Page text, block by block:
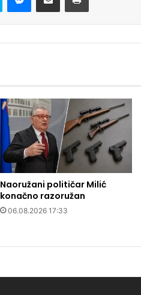
Naoružani političar Milić
konačno razoružan
06.08.2026 17:33